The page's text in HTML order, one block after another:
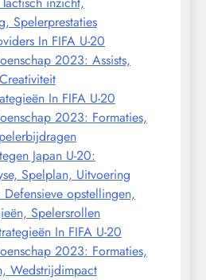
Spelerprestaties
In FIFA U-20
2023: Assists,
In FIFA U-20
2023: Formaties,
Japan U-20:
Spelplan, Uitvoering
Defensieve opstellingen,
Spelersrollen
In FIFA U-20
2023: Formaties,
Wedstrijdimpact